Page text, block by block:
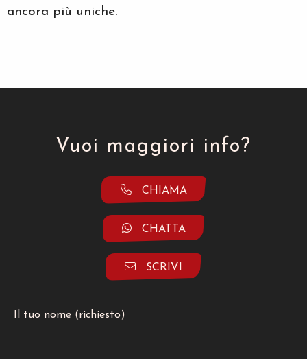
ancora più uniche.
Vuoi maggiori info?
CHIAMA
CHATTA
SCRIVI
Il tuo nome (richiesto)